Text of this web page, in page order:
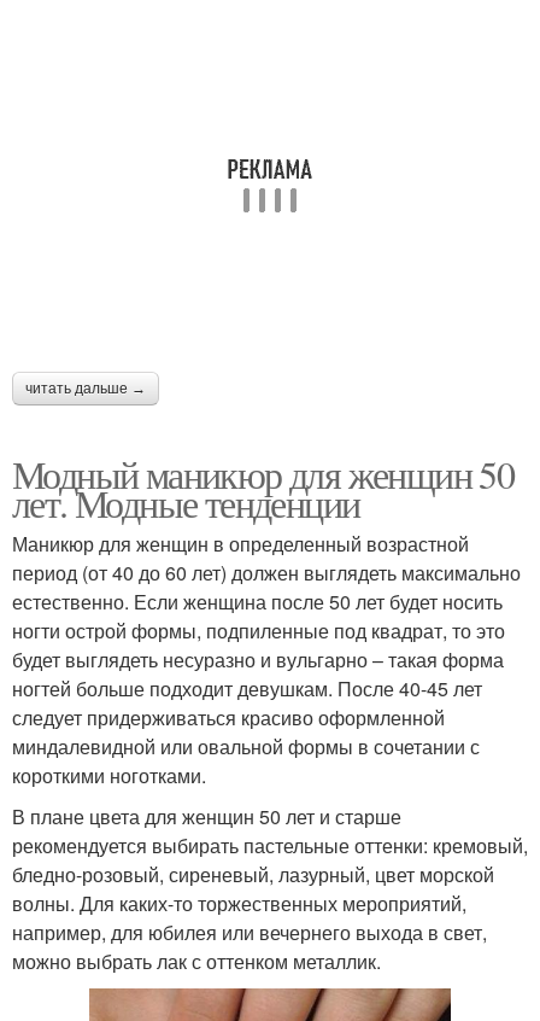
читать дальше →
Модный маникюр для женщин 50
лет. Модные тенденции
Маникюр для женщин в определенный возрастной
период (от 40 до 60 лет) должен выглядеть максимально
естественно. Если женщина после 50 лет будет носить
ногти острой формы, подпиленные под квадрат, то это
будет выглядеть несуразно и вульгарно – такая форма
ногтей больше подходит девушкам. После 40-45 лет
следует придерживаться красиво оформленной
миндалевидной или овальной формы в сочетании с
короткими ноготками.
В плане цвета для женщин 50 лет и старше
рекомендуется выбирать пастельные оттенки: кремовый,
бледно-розовый, сиреневый, лазурный, цвет морской
волны. Для каких-то торжественных мероприятий,
например, для юбилея или вечернего выхода в свет,
можно выбрать лак с оттенком металлик.